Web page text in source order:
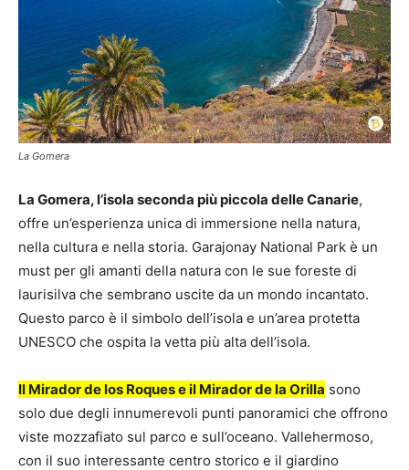
La Gomera
La Gomera, l’isola seconda più piccola delle Canarie,
offre un’esperienza unica di immersione nella natura,
nella cultura e nella storia. Garajonay National Park è un
must per gli amanti della natura con le sue foreste di
laurisilva che sembrano uscite da un mondo incantato.
Questo parco è il simbolo dell’isola e un’area protetta
UNESCO che ospita la vetta più alta dell’isola.
Il Mirador de los Roques e il Mirador de la Orilla sono
solo due degli innumerevoli punti panoramici che offrono
viste mozzafiato sul parco e sull’oceano. Vallehermoso,
con il suo interessante centro storico e il giardino